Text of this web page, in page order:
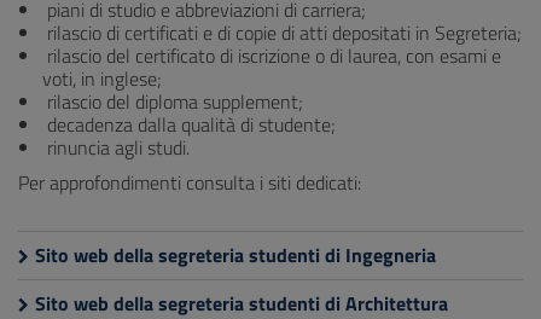
piani di studio e abbreviazioni di carriera;
rilascio di certificati e di copie di atti depositati in Segreteria;
rilascio del certificato di iscrizione o di laurea, con esami e
voti, in inglese;
rilascio del diploma supplement;
decadenza dalla qualità di studente;
rinuncia agli studi.
Per approfondimenti consulta i siti dedicati:
Sito web della segreteria studenti di Ingegneria
Sito web della segreteria studenti di Architettura